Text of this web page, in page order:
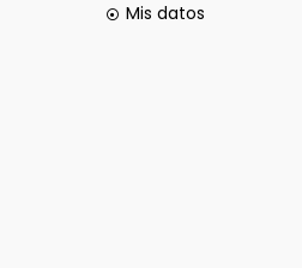
Mis datos